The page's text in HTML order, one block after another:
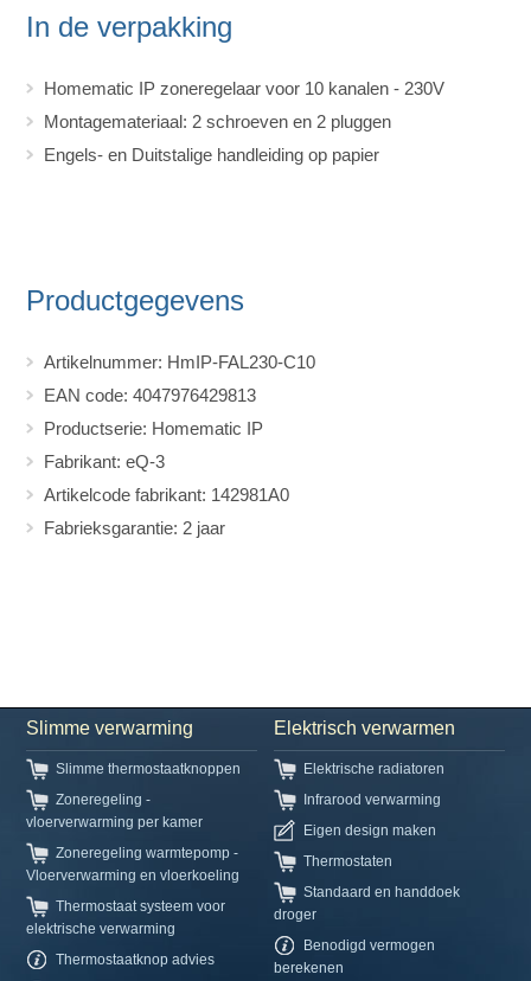
In de verpakking
Homematic IP zoneregelaar voor 10 kanalen - 230V
Montagemateriaal: 2 schroeven en 2 pluggen
Engels- en Duitstalige handleiding op papier
Productgegevens
Artikelnummer: HmIP-FAL230-C10
EAN code: 4047976429813
Productserie: Homematic IP
Fabrikant: eQ-3
Artikelcode fabrikant: 142981A0
Fabrieksgarantie: 2 jaar
Slimme verwarming
Slimme thermostaatknoppen
Zoneregeling -
vloerverwarming per kamer
Zoneregeling warmtepomp -
Vloerverwarming en vloerkoeling
Thermostaat systeem voor
elektrische verwarming
Thermostaatknop advies
Elektrisch verwarmen
Elektrische radiatoren
Infrarood verwarming
Eigen design maken
Thermostaten
Standaard en handdoek
droger
Benodigd vermogen
berekenen